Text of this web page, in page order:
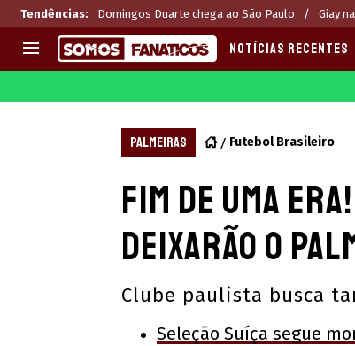
Tendências: Domingos Duarte chega ao São Paulo Giay
CHAMPIONS LEAGUE
PREMIER LEAGUE
LIGA PORTUGUESA
Melhores sites de
CASAS DE APOSTAS
CÓDIGOS e OFERTAS
APPS
NOTÍCIAS RECENTES
PALMEIRAS Futebol Brasileiro
Fim de uma
deixarão o
Clube paulista busca
Seleção Suíça segue